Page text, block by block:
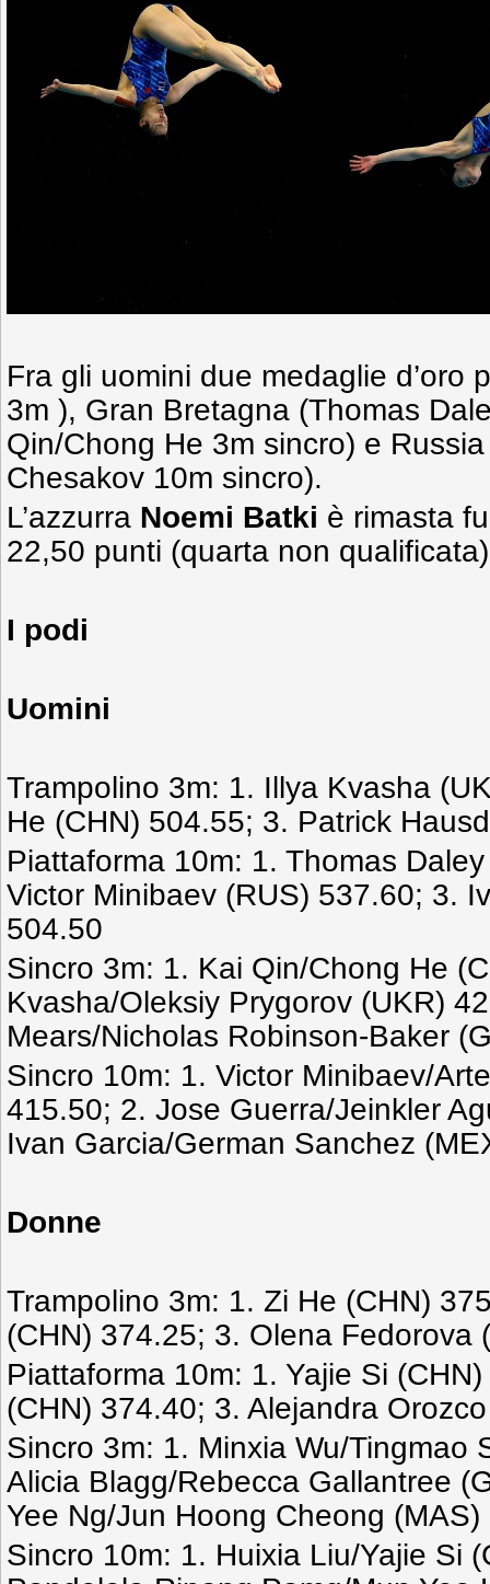
Fra gli uomini due medaglie d’oro
3m ), Gran Bretagna (Thomas
Qin/Chong He 3m sincro) e
Chesakov 10m sincro).
L’azzurra Noemi Batki è rimasta
22,50 punti (quarta non
I podi
Uomini
Trampolino 3m: 1. Illya Kvasha
He (CHN) 504.55; 3. Patrick
Piattaforma 10m: 1. Thomas
Victor Minibaev (RUS) 537.60; 3.
504.50
Sincro 3m: 1. Kai Qin/Chong He
Kvasha/Oleksiy Prygorov (UKR)
Mears/Nicholas Robinson-Baker
Sincro 10m: 1. Victor Minibaev/
415.50; 2. Jose Guerra/Jeinkler
Ivan Garcia/German Sanchez
Donne
Trampolino 3m: 1. Zi He (CHN)
(CHN) 374.25; 3. Olena Fedorova
Piattaforma 10m: 1. Yajie Si
(CHN) 374.40; 3. Alejandra
Sincro 3m: 1. Minxia Wu/Tingmao
Alicia Blagg/Rebecca Gallantree
Yee Ng/Jun Hoong Cheong
Sincro 10m: 1. Huixia Liu/Yajie Si